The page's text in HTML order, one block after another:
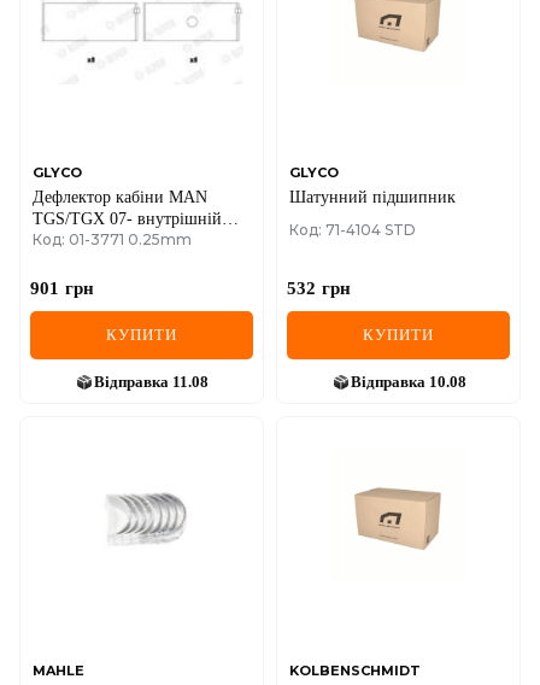
GLYCO
Дефлектор кабіни MAN
TGS/TGX 07- внутрішній
лівий
Код: 01-3771 0.25mm
901 грн
КУПИТИ
Відправка 11.08
GLYCO
Шатунний підшипник
Код: 71-4104 STD
532 грн
КУПИТИ
Відправка 10.08
MAHLE KOLBENSCHMIDT